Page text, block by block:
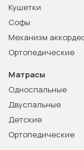
Кушетки
Софы
Механизм
Ортопедические
Матрасы
Односпальные
Двуспальные
Детские
Ортопедические